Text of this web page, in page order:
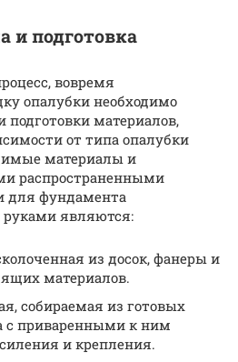
и подготовка
вовремя
опалубки необходимо
подготовки материалов,
от типа опалубки
материалы и
распространенными
для фундамента
руками являются:
из досок, фанеры и
материалов.
собираемая из готовых
с приваренными к ним
и крепления.